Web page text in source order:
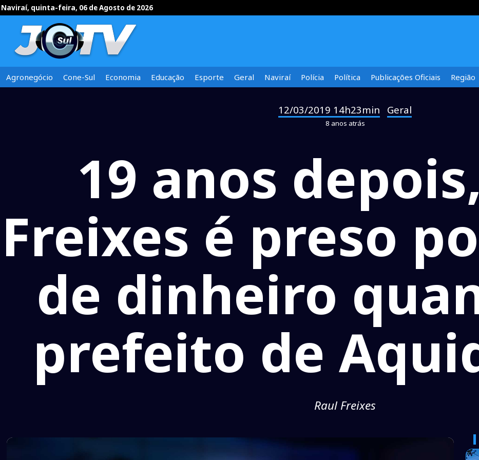
Naviraí, quinta-feira, 06 de Agosto de 2026
Agronegócio Cone-Sul Economia Educação Esporte Geral Naviraí Polícia Política Publicações Oficiais Região
12/03/2019 14h23min Geral
8 anos atrás
19 anos
Freixes é preso
de dinheiro
prefeito de
Raul Freixes